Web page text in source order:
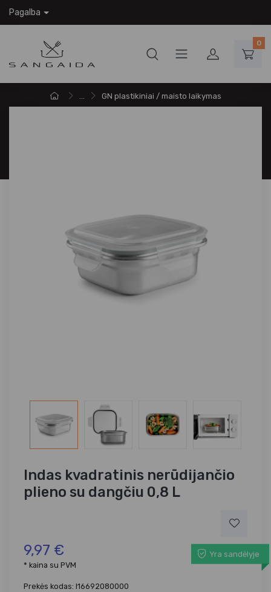
Pagalba
0
... GN plastikiniai / maisto laikymas
Indas kvadratinis nerūdijančio
plieno su dangčiu 0,8 L
9,97 €
Yra sandėlyje
* kaina su PVM
Prekės kodas: I16692080000